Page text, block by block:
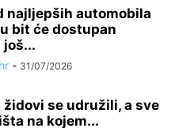
najljepših automobila
bit će dostupan
još...
- 31/07/2026
židovi se udružili, a sve
na kojem...